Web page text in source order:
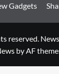
Gadgets
reserved.
by AF